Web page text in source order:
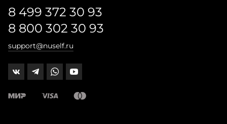
8 499 372 30 93
8 800 302 30 93
support@nuself.ru